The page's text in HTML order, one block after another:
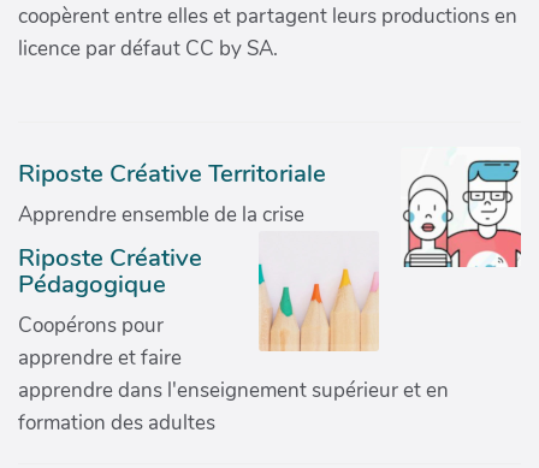
coopèrent entre elles et partagent leurs productions en
licence par défaut CC by SA.
Riposte Créative Territoriale
Apprendre ensemble de la crise
Riposte Créative
Pédagogique
Coopérons pour
apprendre et faire
apprendre dans l'enseignement supérieur et en
formation des adultes